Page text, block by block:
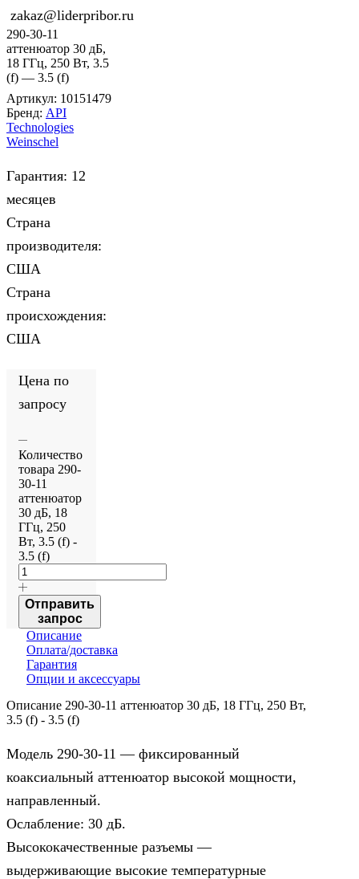
zakaz@liderpribor.ru
290-30-11
аттенюатор 30 дБ,
18 ГГц, 250 Вт, 3.5
(f) — 3.5 (f)
Артикул: 10151479
Бренд: API
Technologies
Weinschel
Гарантия: 12
месяцев
Страна
производителя:
США
Страна
происхождения:
США
Цена по
запросу
Количество
товара 290-
30-11
аттенюатор
30 дБ, 18
ГГц, 250
Вт, 3.5 (f) -
3.5 (f)
Отправить
запрос
Описание
Оплата/доставка
Гарантия
Опции и аксессуары
Описание 290-30-11 аттенюатор 30 дБ, 18 ГГц, 250 Вт,
3.5 (f) - 3.5 (f)
Модель 290-30-11 — фиксированный
коаксиальный аттенюатор высокой мощности,
направленный.
Ослабление: 30 дБ.
Высококачественные разъемы —
выдерживающие высокие температурные